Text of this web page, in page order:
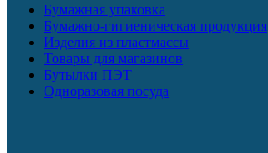
Бумажная упаковка
Бумажно-гигиеническая продукция
Изделия из пластмассы
Товары для магазинов
Бутылки ПЭТ
Одноразовая посуда